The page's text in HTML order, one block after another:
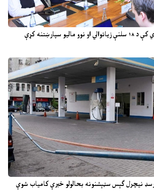
سپارښتنه کړې
نیچرل ګېس سټېشنونه بحالولو خبرې کامیاب شوې